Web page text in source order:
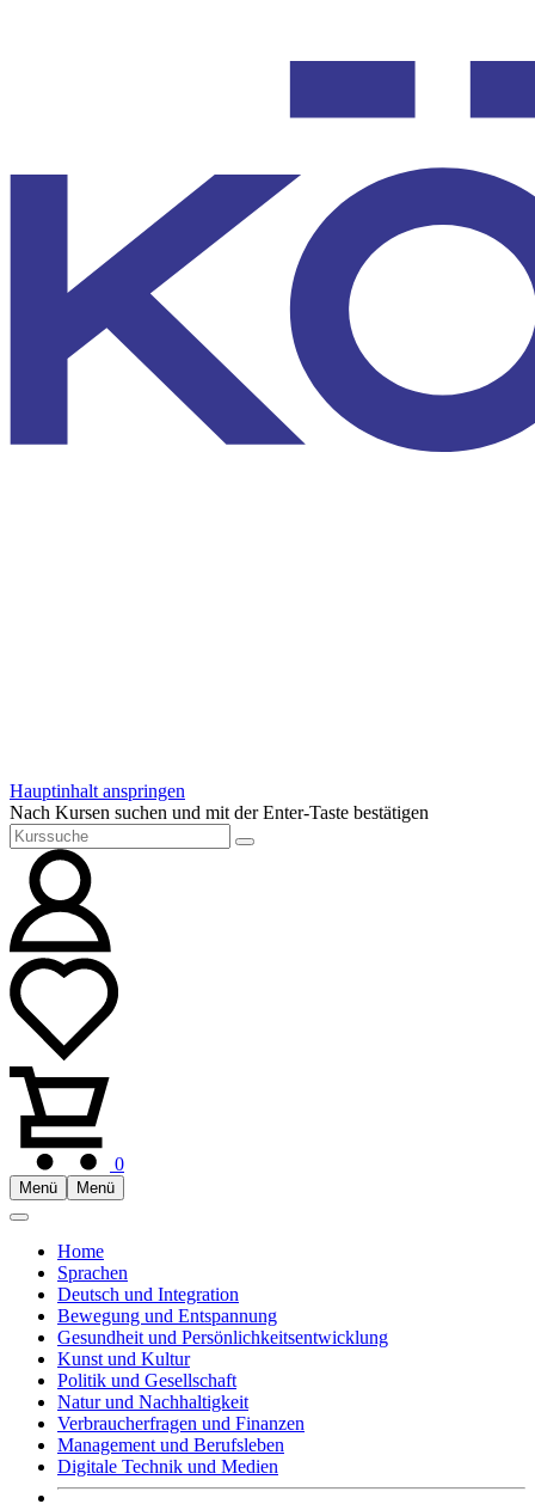
Hauptinhalt anspringen
Nach Kursen suchen und mit der Enter-Taste bestätigen
0
Menü Menü
Home
Sprachen
Deutsch und Integration
Bewegung und Entspannung
Gesundheit und Persönlichkeitsentwicklung
Kunst und Kultur
Politik und Gesellschaft
Natur und Nachhaltigkeit
Verbraucherfragen und Finanzen
Management und Berufsleben
Digitale Technik und Medien